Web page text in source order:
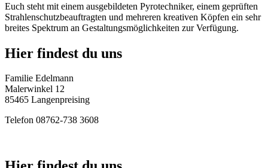
Euch steht mit einem ausgebildeten Pyrotechniker, einem geprüften
Strahlenschutzbeauftragten und mehreren kreativen Köpfen ein sehr
breites Spektrum an Gestaltungsmöglichkeiten zur Verfügung.
Hier findest du uns
Familie Edelmann
Malerwinkel 12
85465 Langenpreising
Telefon 08762-738 3608